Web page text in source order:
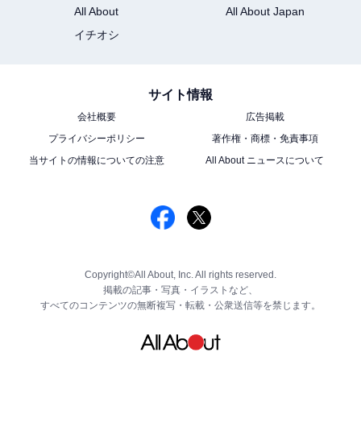
All About
All About Japan
イチオシ
サイト情報
会社概要
広告掲載
プライバシーポリシー
著作権・商標・免責事項
当サイトの情報についての注意
All About ニュースについて
Copyright©All About, Inc. All rights reserved.
掲載の記事・写真・イラストなど、
すべてのコンテンツの無断複写・転載・公衆送信等を禁じます。